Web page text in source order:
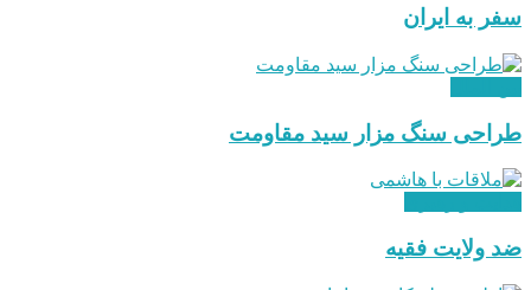
سفر به ایران
طراحی سنگ مزار سید مقاومت
ضد ولایت فقیه